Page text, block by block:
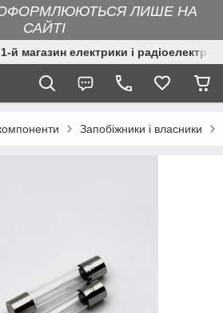
ЛИШЕ НА
САЙТІ
й магазин електрики і
Запобіжники і власники